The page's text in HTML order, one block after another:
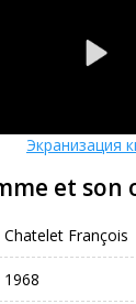
Экранизация
et
Chatelet François
1968